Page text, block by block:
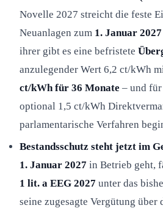
Novelle 2027 streicht die feste
Neuanlagen zum 1. Januar 2027
ihrer gibt es eine befristete
anzulegender Wert 6,2 ct/kWh
ct/kWh für 36 Monate – und
optional 1,5 ct/kWh
parlamentarische Verfahren
Bestandsschutz steht jetzt im
1. Januar 2027 in Betrieb geht,
1 lit. a EEG 2027 unter das
seine zugesagte Vergütung